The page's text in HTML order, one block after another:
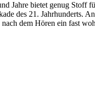
Jahre bietet genug
des 21.
dem Hören ein fast